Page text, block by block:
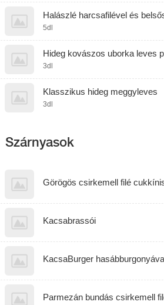
Halászlé harcsafilével és
5dl
Hideg kovászos uborka leves
garnélával
3dl
Klasszikus hideg meggyleves
3dl
Szárnyasok
Görögös csirkemell filé
Kacsabrassói
KacsaBurger
Parmezán bundás csirkemell